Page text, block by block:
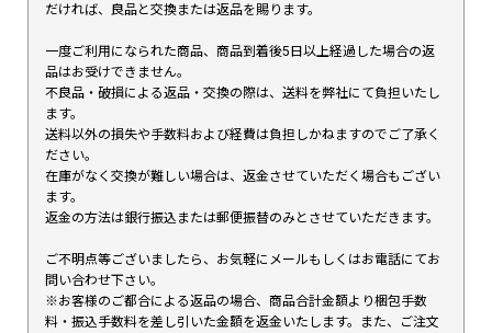
だければ、良品と交換または返品を賜ります。
一度ご利用になられた商品、商品到着後5日以上経過した場合の返
品はお受けできません。
不良品・破損による返品・交換の際は、送料を弊社にて負担いたし
ます。
送料以外の損失や手数料および経費は負担しかねますのでご了承く
ださい。
在庫がなく交換が難しい場合は、返金させていただく場合もござい
ます。
返金の方法は銀行振込または郵便振替のみとさせていただきます。
ご不明点等ございましたら、お気軽にメールもしくはお電話にてお
問い合わせ下さい。
※お客様のご都合による返品の場合、商品合計金額より梱包手数
料・振込手数料を差し引いた金額を返金いたします。また、ご注文